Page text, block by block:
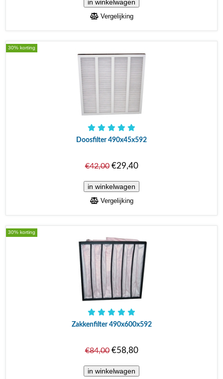
Vergelijking
30% korting
Doosfilter 490x45x592
€42,00€29,40
Vergelijking
30% korting
Zakkenfilter 490x600x592
€84,00€58,80